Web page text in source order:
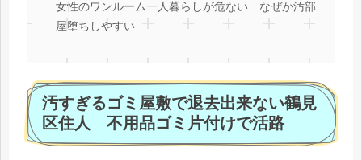
女性のワンルーム一人暮らしが危ない なぜか汚部
屋堕ちしやすい
汚すぎるゴミ屋敷で退去出来ない鶴見
区住人 不用品ゴミ片付けで活路